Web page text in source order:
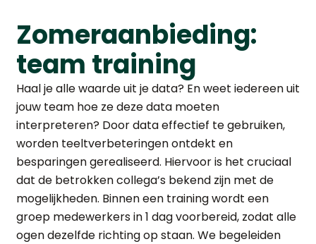
Zomeraanbieding:
team training
Haal je alle waarde uit je data? En weet iedereen uit
jouw team hoe ze deze data moeten
interpreteren? Door data effectief te gebruiken,
worden teeltverbeteringen ontdekt en
besparingen gerealiseerd. Hiervoor is het cruciaal
dat de betrokken collega’s bekend zijn met de
mogelijkheden. Binnen een training wordt een
groep medewerkers in 1 dag voorbereid, zodat alle
ogen dezelfde richting op staan. We begeleiden